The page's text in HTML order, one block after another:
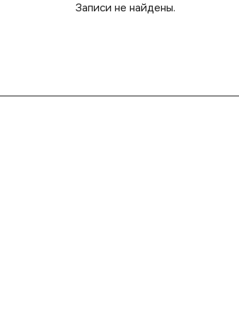
Записи не найдены.